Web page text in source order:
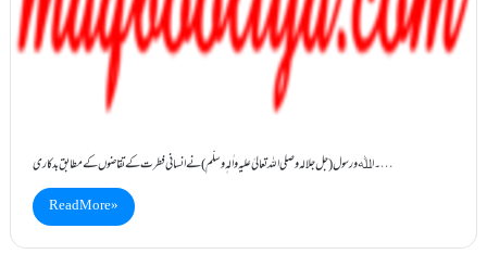
۔اﷲ و رسول (جل جلالہ و صلی اللہ تعالیٰ علیہ واٰلہٖ وسلّم) نے انسانی فطرت کے تقاضوں کے مطابق بدکاری…
Read More »